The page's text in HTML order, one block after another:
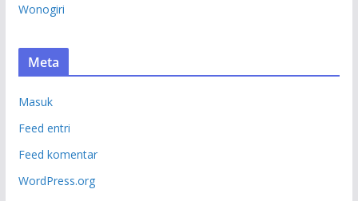
Wonogiri
Meta
Masuk
Feed entri
Feed komentar
WordPress.org